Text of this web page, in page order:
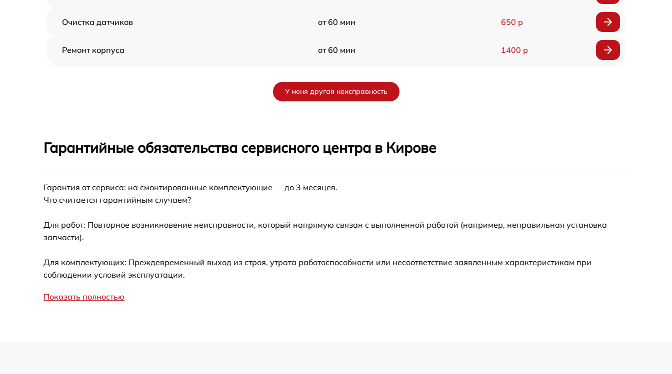
Очистка датчиков от 60 мин 650 р
Ремонт корпуса от 60 мин 1400 р
Устранение ошибок от 60 мин
Ремонт материнской платы
Профилактическая чистка
У меня другая неисправность
Гарантийные обязательства сервисного центра в Кирове
Гарантия от сервиса: на смонтированные комплектующие — до 3 месяцев.
Что считается гарантийным случаем?
Для работ: Повторное возникновение неисправности, который напрямую связан с выполненной работой (например, неправильная установка
запчасти).
Для комплектующих: Преждевременный выход из строя, утрата работоспособности или несоответствие заявленным характеристикам при
соблюдении условий эксплуатации.
Показать полностью